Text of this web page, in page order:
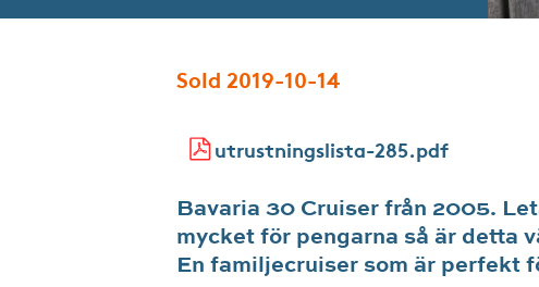
Sold 2019-10-14
utrustningslista-285.pdf
Bavaria 30 Cruiser från 2005.
mycket för pengarna så är detta
En familjecruiser som är perfekt